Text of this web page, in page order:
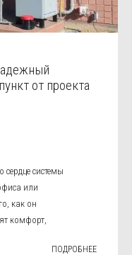
от проекта
системы
или
как он
комфорт,
ПОДРОБНЕЕ